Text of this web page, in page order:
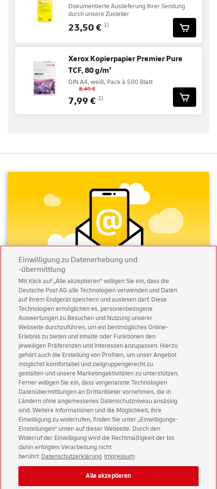
Dokumentierte Auslieferung Ihrer Sendung
durch unsere Zusteller
23,50 € 1)
Xerox Kopierpapier Premier Pure
TCF, 80 g/m²
DIN A4, weiß, Pack à 500 Blatt
8,49 €
7,99 € 2)
Abonnieren Sie unseren Newsletter
Immer informiert über exklusive Angebote und
Aktionen - jetzt mit Vorteil
Privatkunden sichern sich einen5 € Gutschein
für POSTSCAN!
Geschäftskundenerhalten einen5 € Gutschein
für Briefmarke individuell!
Zur Newsletter-Anmeldung
© Fri Aug 07 11:45:47 CEST 2026 Deutsche Post AG
Datenschutz
Einwilligung zu Datenerhebung und
-übermittlung
Mit Klick auf „Alle akzeptieren” willigen Sie ein, dass die
Deutsche Post AG alle Technologien verwenden und Daten
auf Ihrem Endgerät speichern und auslesen darf. Diese
Technologien ermöglichen es, personenbezogene
Auswertungen zu Besuchen und Nutzung unserer
Webseite durchzuführen, um ein bestmögliches Online-
Erlebnis zu bieten und Inhalte oder Funktionen den
jeweiligen Präferenzen und Interessen anzupassen. Hierzu
gehört auch die Erstellung von Profilen, um unser Angebot
möglichst komfortabel und zielgruppengerecht zu
gestalten und unsere Marketingaktivitäten zu unterstützen.
Ferner willigen Sie ein, dass vorgenannte Technologien
Datenübermittlungen an Drittanbieter vornehmen, die in
Ländern ohne angemessenes Datenschutzniveau ansässig
sind. Weitere Informationen und die Möglichkeit, Ihre
Einwilligung zu widerrufen, finden Sie unter „Einwilligungs-
Einstellungen“ unten auf dieser Webseite. Durch den
Widerruf der Einwilligung wird die Rechtmäßigkeit der bis
dahin erfolgten Verarbeitung nicht
berührt Datenschutzerklärung Impressum
Alle akzeptieren